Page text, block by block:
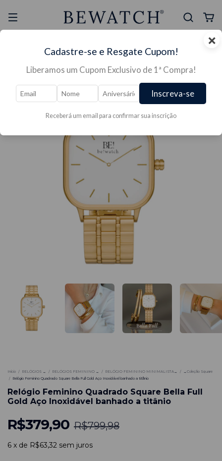
Mais Segura Lojas Físicas
Início / RELÓGIOS → / RELÓGIOS FEMININO → / RELÓGIO FEMININO MINIMALISTA→ /
→Coleção Square
/
Relógio Feminino Quadrado Square Bella Full Gold Aço Inoxidável banhado a titânio
Relógio Feminino Quadrado Square Bella Full
Gold Aço Inoxidável banhado a titânio
R$379,90 R$799,98
6 x de R$63,32 sem juros
×
Cadastre-se e Resgate Cupom!
Liberamos um Cupom Exclusivo de 1ª Compra!
Inscreva-se
Receberá um email para confirmar sua inscrição